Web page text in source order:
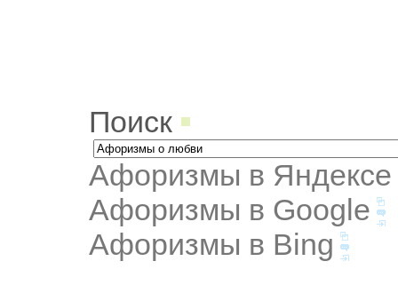
Поиск
Афоризмы в Яндексе
Афоризмы в Google
Афоризмы в Bing